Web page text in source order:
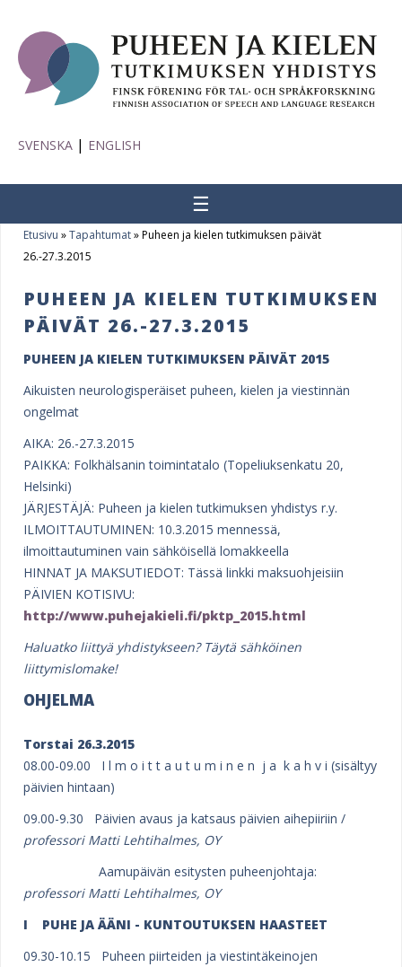
SVENSKA | ENGLISH
Y
u
e
h
e
r
e
Etusivu »Tapahtumat»Puheen ja kielen tutkimuksen päivät
26.-27.3.2015
PUHEEN JA KIELEN TUTKIMUKSEN
PÄIVÄT 26.-27.3.2015
PUHEEN JA KIELEN TUTKIMUKSEN PÄIVÄT 2015
Aikuisten neurologisperäiset puheen, kielen ja viestinnän
ongelmat
AIKA: 26.-27.3.2015
PAIKKA: Folkhälsanin toimintatalo (Topeliuksenkatu 20,
Helsinki)
JÄRJESTÄJÄ: Puheen ja kielen tutkimuksen yhdistys r.y.
ILMOITTAUTUMINEN: 10.3.2015 mennessä,
ilmoittautuminen vain sähköisellä lomakkeella
HINNAT JA MAKSUTIEDOT: Tässä linkki maksuohjeisiin
PÄIVIEN KOTISIVU:
http://www.puhejakieli.fi/pktp_2015.html
Haluatko liittyä yhdistykseen? Täytä sähköinen
liittymislomake!
OHJELMA
Torstai 26.3.2015
08.00-09.00 I l m o i t t a u t u m i n e n j a k a h v i (sisältyy
päivien hintaan)
09.00-9.30 Päivien avaus ja katsaus päivien aihepiiriin /
professori Matti Lehtihalmes, OY
Aamupäivän esitysten puheenjohtaja:
professori Matti Lehtihalmes, OY
I PUHE JA ÄÄNI - KUNTOUTUKSEN HAASTEET
09.30-10.15 Puheen piirteiden ja viestintäkeinojen
☰